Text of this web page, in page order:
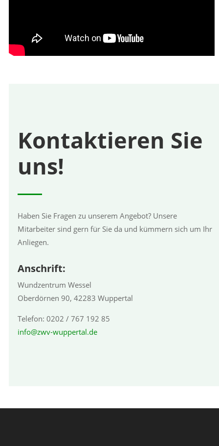
Kontaktieren Sie
uns!
Haben Sie Fragen zu unserem Angebot? Unsere
Mitarbeiter sind gern für Sie da und kümmern sich um Ihr
Anliegen.
Anschrift:
Wundzentrum Wessel
Oberdörnen 90, 42283 Wuppertal
Telefon: 0202 / 767 192 85
info@zwv-wuppertal.de